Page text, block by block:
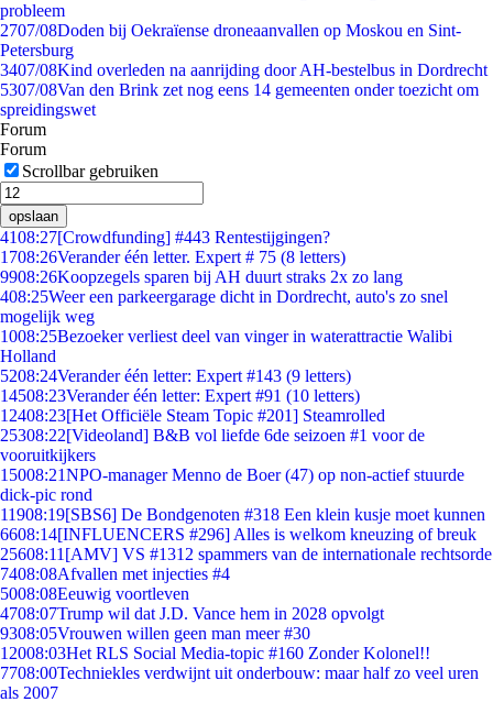
probleem
2707/08Doden bij Oekraïense droneaanvallen op Moskou en Sint-
Petersburg
3407/08Kind overleden na aanrijding door AH-bestelbus in Dordrecht
5307/08Van den Brink zet nog eens 14 gemeenten onder toezicht om
spreidingswet
Forum
Forum
Scrollbar gebruiken
opslaan
4108:27[Crowdfunding] #443 Rentestijgingen?
1708:26Verander één letter. Expert # 75 (8 letters)
9908:26Koopzegels sparen bij AH duurt straks 2x zo lang
408:25Weer een parkeergarage dicht in Dordrecht, auto's zo snel
mogelijk weg
1008:25Bezoeker verliest deel van vinger in waterattractie Walibi
Holland
5208:24Verander één letter: Expert #143 (9 letters)
14508:23Verander één letter: Expert #91 (10 letters)
12408:23[Het Officiële Steam Topic #201] Steamrolled
25308:22[Videoland] B&B vol liefde 6de seizoen #1 voor de
vooruitkijkers
15008:21NPO-manager Menno de Boer (47) op non-actief stuurde
dick-pic rond
11908:19[SBS6] De Bondgenoten #318 Een klein kusje moet kunnen
6608:14[INFLUENCERS #296] Alles is welkom kneuzing of breuk
25608:11 [AMV] VS #1312 spammers van de internationale rechtsorde
7408:08Afvallen met injecties #4
5008:08Eeuwig voortleven
4708:07Trump wil dat J.D. Vance hem in 2028 opvolgt
9308:05Vrouwen willen geen man meer #30
12008:03Het RLS Social Media-topic #160 Zonder Kolonel!!
7708:00Techniekles verdwijnt uit onderbouw: maar half zo veel uren
als 2007